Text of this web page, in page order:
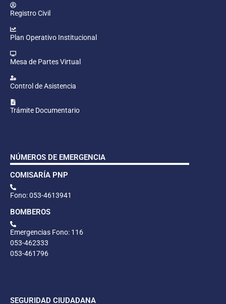
Registro Civil
Plan Operativo Institucional
Mesa de Partes Virtual
Control de Asistencia
Trámite Documentario
NÚMEROS DE EMERGENCIA
COMISARÍA PNP
Fono: 053-4613941
BOMBEROS
Emergencias Fono: 116
053-462333
053-461796
SEGURIDAD CIUDADANA